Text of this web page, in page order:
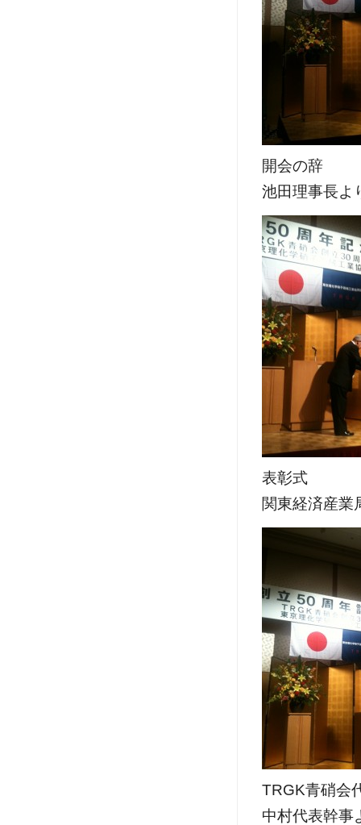
開会の辞
池田理事長よ
表彰式
関東経済産業
TRGK青硝
中村代表幹事